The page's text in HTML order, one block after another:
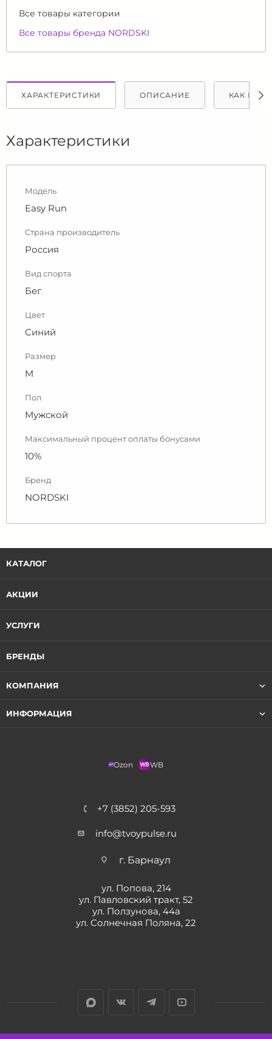
Все товары категории
Все товары бренда NORDSKI
ХАРАКТЕРИСТИКИ ОПИСАНИЕ КАК
Характеристики
Модель
Easy Run
Страна производитель
Россия
Вид спорта
Бег
Цвет
Синий
Размер
M
Пол
Мужской
Максимальный процент оплаты бонусами
10%
Бренд
NORDSKI
КАТАЛОГ
АКЦИИ
УСЛУГИ
БРЕНДЫ
КОМПАНИЯ
ИНФОРМАЦИЯ
Ozon WB
+7 (3852) 205-593
info@tvoypulse.ru
г. Барнаул
ул. Попова, 214
ул. Павловский тракт, 52
ул. Ползунова, 44а
ул. Солнечная Поляна, 22